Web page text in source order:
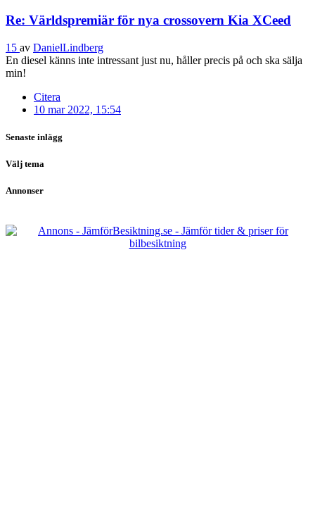
Re: Världspremiär för nya crossovern Kia XCeed
15 av DanielLindberg
En diesel känns inte intressant just nu, håller precis på och ska sälja
min!
Citera
10 mar 2022, 15:54
Senaste inlägg
Välj tema
Annonser